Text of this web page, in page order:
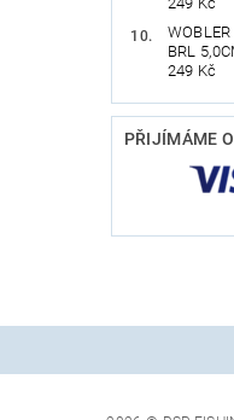
BRL
249 Kč
PŘIJÍMÁME